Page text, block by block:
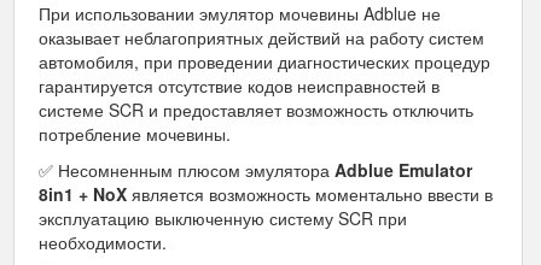
При использовании эмулятор мочевины Adblue не
оказывает неблагоприятных действий на работу систем
автомобиля, при проведении диагностических процедур
гарантируется отсутствие кодов неисправностей в
системе SCR и предоставляет возможность отключить
потребление мочевины.
✅ Несомненным плюсом эмулятора Adblue Emulator
8in1 + NoX является возможность моментально ввести в
эксплуатацию выключенную систему SCR при
необходимости.